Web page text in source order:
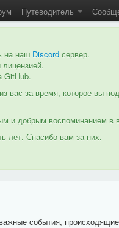
Путеводитель
на наш Discord сервер.
GitHub.
вас за время, которое вы
и добрым воспоминанием
лет. Спасибо вам за них.
события,